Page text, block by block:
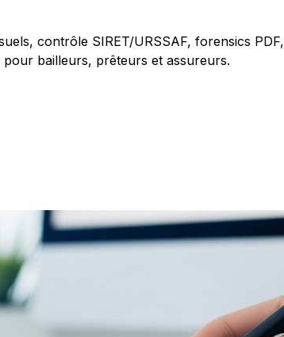
contrôle SIRET/URSSAF, forensics PDF,
pour bailleurs, prêteurs et assureurs.